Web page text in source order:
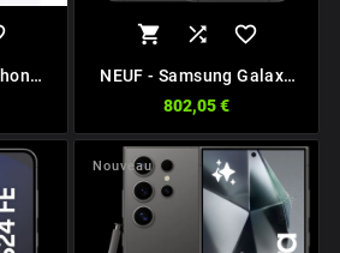
  
NEUF - Samsung Galaxy
802,05 €
Nouveau